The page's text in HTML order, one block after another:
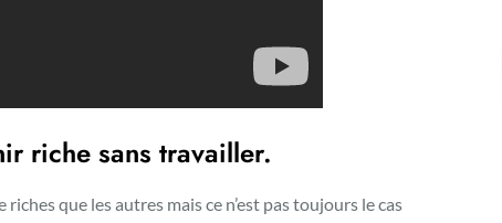
riche sans travailler.
que les autres mais ce n’est pas toujours le cas